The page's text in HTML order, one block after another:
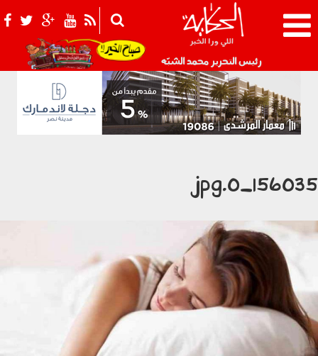
رئيس التحرير محمد الشبّه 021_2.png